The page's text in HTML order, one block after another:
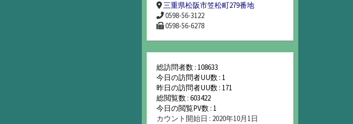
三重県松阪市笠松町279番地
0598-56-3122
0598-56-6278
総訪問者数 : 108633
今日の訪問者UU数 : 1
昨日の訪問者UU数 : 171
総閲覧数 : 603422
今日の閲覧PV数 : 1
カウント開始日 : 2020年10月1日